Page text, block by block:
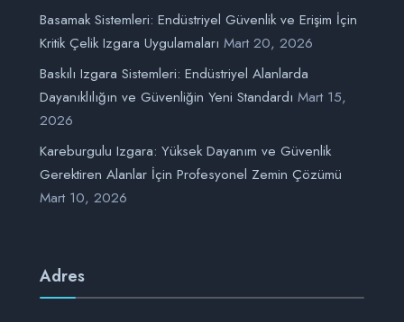
Basamak Sistemleri: Endüstriyel Güvenlik ve Erişim İçin
Kritik Çelik Izgara Uygulamaları Mart 20, 2026
Baskılı Izgara Sistemleri: Endüstriyel Alanlarda
Dayanıklılığın ve Güvenliğin Yeni Standardı Mart 15,
2026
Kareburgulu Izgara: Yüksek Dayanım ve Güvenlik
Gerektiren Alanlar İçin Profesyonel Zemin Çözümü
Mart 10, 2026
Adres